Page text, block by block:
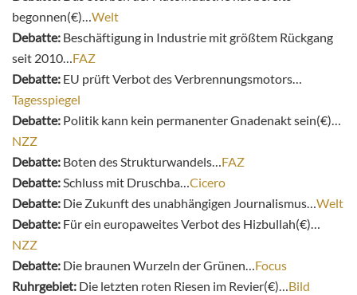
begonnen(€)…Welt
Debatte: Beschäftigung in Industrie mit größtem Rückgang
seit 2010…FAZ
Debatte: EU prüft Verbot des Verbrennungsmotors…
Tagesspiegel
Debatte: Politik kann kein permanenter Gnadenakt sein(€)…
NZZ
Debatte: Boten des Strukturwandels…FAZ
Debatte:Schluss mit Druschba…Cicero
Debatte: Die Zukunft des unabhängigen Journalismus…Welt
Debatte: Für ein europaweites Verbot des Hizbullah(€)…
NZZ
Debatte: Die braunen Wurzeln der Grünen…Focus
Ruhrgebiet: Die letzten roten Riesen im Revier(€)…Bild